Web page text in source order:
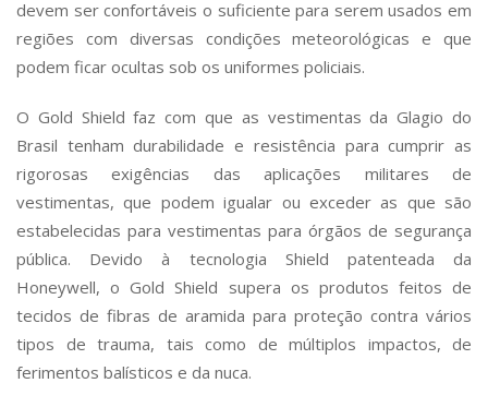
devem ser confortáveis o suficiente para serem usados em
regiões com diversas condições meteorológicas e que
podem ficar ocultas sob os uniformes policiais.
O Gold Shield faz com que as vestimentas da Glagio do
Brasil tenham durabilidade e resistência para cumprir as
rigorosas exigências das aplicações militares de
vestimentas, que podem igualar ou exceder as que são
estabelecidas para vestimentas para órgãos de segurança
pública. Devido à tecnologia Shield patenteada da
Honeywell, o Gold Shield supera os produtos feitos de
tecidos de fibras de aramida para proteção contra vários
tipos de trauma, tais como de múltiplos impactos, de
ferimentos balísticos e da nuca.